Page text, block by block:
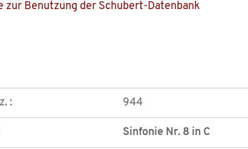
zur Benutzung der Schubert-Datenbank
: 944
Sinfonie Nr. 8 in C